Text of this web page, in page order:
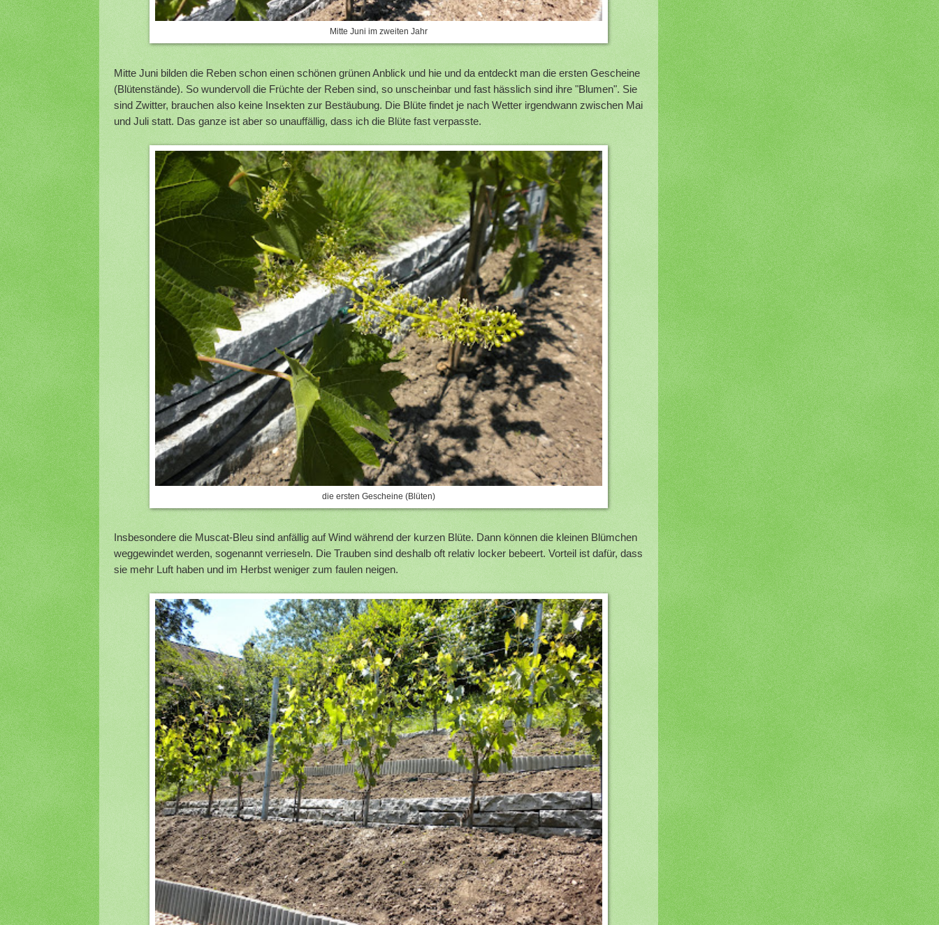
Mitte Juni im zweiten Jahr
Mitte Juni bilden die Reben schon einen schönen grünen Anblick und hie und da entdeckt man die ersten Gescheine
(Blütenstände). So wundervoll die Früchte der Reben sind, so unscheinbar und fast hässlich sind ihre "Blumen". Sie
sind Zwitter, brauchen also keine Insekten zur Bestäubung. Die Blüte findet je nach Wetter irgendwann zwischen Mai
und Juli statt. Das ganze ist aber so unauffällig, dass ich die Blüte fast verpasste.
die ersten Gescheine (Blüten)
Insbesondere die Muscat-Bleu sind anfällig auf Wind während der kurzen Blüte. Dann können die kleinen Blümchen
weggewindet werden, sogenannt verrieseln. Die Trauben sind deshalb oft relativ locker bebeert. Vorteil ist dafür, dass
sie mehr Luft haben und im Herbst weniger zum faulen neigen.